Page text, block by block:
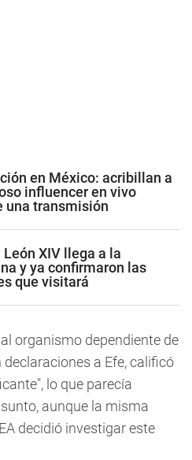
en México: acribillan a
influencer en vivo
una transmisión
León XIV llega a la
y ya confirmaron las
que visitará
organismo dependiente de
a Efe, calificó
lo que parecía
aunque la misma
decidió investigar este